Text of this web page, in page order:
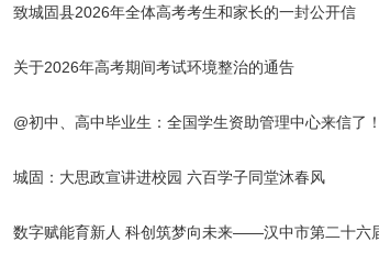
致城固县2026年全体高考考生和家长的一封公开信
关于2026年高考期间考试环境整治的通告
@初中、高中毕业生：全国学生资助管理中心来信了！
城固：大思政宣讲进校园 六百学子同堂沐春风
数字赋能育新人 科创筑梦向未来——汉中市第二十六